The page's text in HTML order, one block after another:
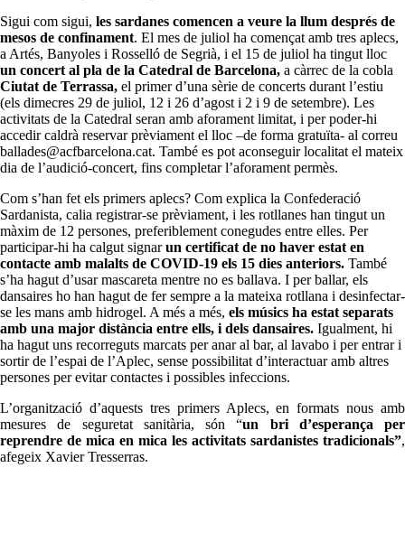
Sigui com sigui, les sardanes comencen a veure la llum després de
mesos de confinament. El mes de juliol ha començat amb tres aplecs,
a Artés, Banyoles i Rosselló de Segrià, i el 15 de juliol ha tingut lloc
un concert al pla de la Catedral de Barcelona, a càrrec de la cobla
Ciutat de Terrassa, el primer d’una sèrie de concerts durant l’estiu
(els dimecres 29 de juliol, 12 i 26 d’agost i 2 i 9 de setembre). Les
activitats de la Catedral seran amb aforament limitat, i per poder-hi
accedir caldrà reservar prèviament el lloc –de forma gratuïta- al correu
ballades@acfbarcelona.cat. També es pot aconseguir localitat el mateix
dia de l’audició-concert, fins completar l’aforament permès.
Com s’han fet els primers aplecs? Com explica la Confederació
Sardanista, calia registrar-se prèviament, i les rotllanes han tingut un
màxim de 12 persones, preferiblement conegudes entre elles. Per
participar-hi ha calgut signarun certificat de no haver estat en
contacte amb malalts de COVID-19 els 15 dies anteriors. També
s’ha hagut d’usar mascareta mentre no es ballava. I per ballar, els
dansaires ho han hagut de fer sempre a la mateixa rotllana i desinfectar-
se les mans amb hidrogel. A més a més, els músics ha estat separats
amb una major distància entre ells, i dels dansaires. Igualment, hi
ha hagut uns recorreguts marcats per anar al bar, al lavabo i per entrar i
sortir de l’espai de l’Aplec, sense possibilitat d’interactuar amb altres
persones per evitar contactes i possibles infeccions.
L’organització d’aquests tres primers Aplecs, en formats nous amb
mesures de seguretat sanitària, són “un bri d’esperança per
reprendre de mica en mica les activitats sardanistes tradicionals”,
afegeix Xavier Tresserras.